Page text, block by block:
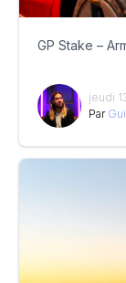
GP Stake –
jeudi
Par